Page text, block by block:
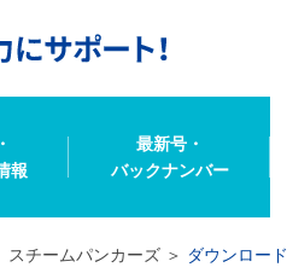
報
最新号・
バックナンバー
スチームパンカーズ ダウンロード